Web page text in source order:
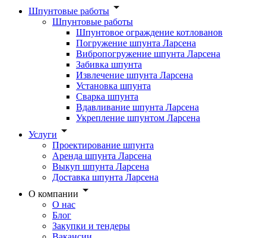
Шпунтовые работы
Шпунтовые работы
Шпунтовое ограждение котлованов
Погружение шпунта Ларсена
Вибропогружение шпунта Ларсена
Забивка шпунта
Извлечение шпунта Ларсена
Установка шпунта
Сварка шпунта
Вдавливание шпунта Ларсена
Укрепление шпунтом Ларсена
Услуги
Проектирование шпунта
Аренда шпунта Ларсена
Выкуп шпунта Ларсена
Доставка шпунта Ларсена
О компании
О нас
Блог
Закупки и тендеры